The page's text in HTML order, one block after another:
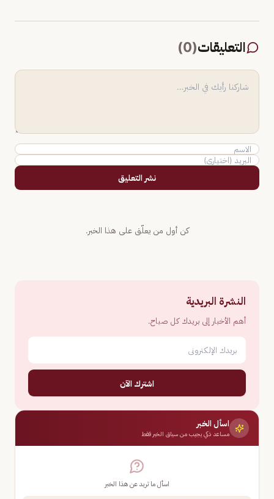
التعليقات(
0
)
نشر التعليق
كن أول من يعلّق على هذا الخبر.
النشرة البريدية
أهم الأخبار إلى بريدك كل صباح.
اشترك الآن
اسأل الخبر
مساعد ذكي يجيب من سياق الخبر فقط
اسأل ما تريد عن هذا الخبر